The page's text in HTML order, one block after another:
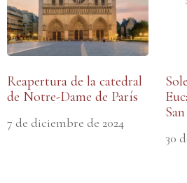
Reapertura de la catedral
de Notre-Dame de París
7 de diciembre de 2024
30